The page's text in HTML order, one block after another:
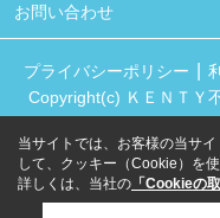
お問い合わせ
プライバシーポリシー
Copyright(c) ＫＥＮＴＹ
当サイトでは、お客様の当サ
して、クッキー（Cookie）を使
詳しくは、当社の 「Cookieの